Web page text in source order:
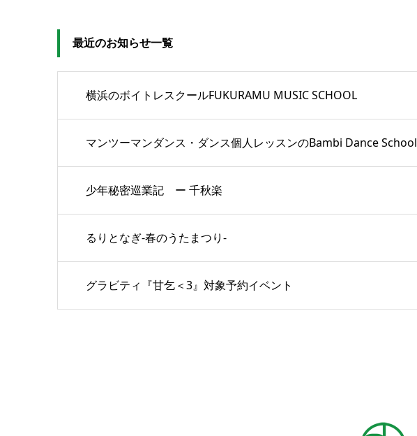
最近のお知らせ一覧
横浜のボイトレスクールFUKURAMU MUSIC SCHOOL
マンツーマンダンス・ダンス個人レッスンのBambi Dance School
少年秘密巡業記 ー 千秋楽
るりとなぎ-春のうたまつり-
グラビティ『甘乞＜3』対象予約イベント